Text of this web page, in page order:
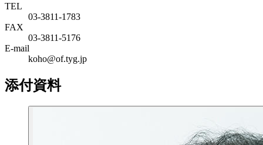
TEL
03-3811-1783
FAX
03-3811-5176
E-mail
koho@of.tyg.jp
添付資料